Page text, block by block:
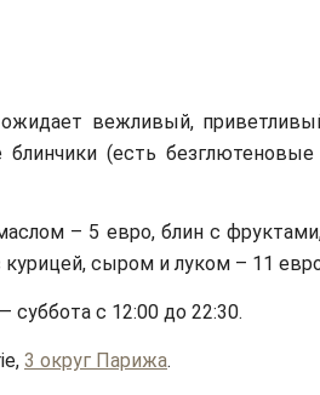
вежливый,
(есть безглютеновые
– 5 евро, блин с
курицей, сыром и луком – 11
суббота с 12:00 до 22:30.
3 округ Парижа.